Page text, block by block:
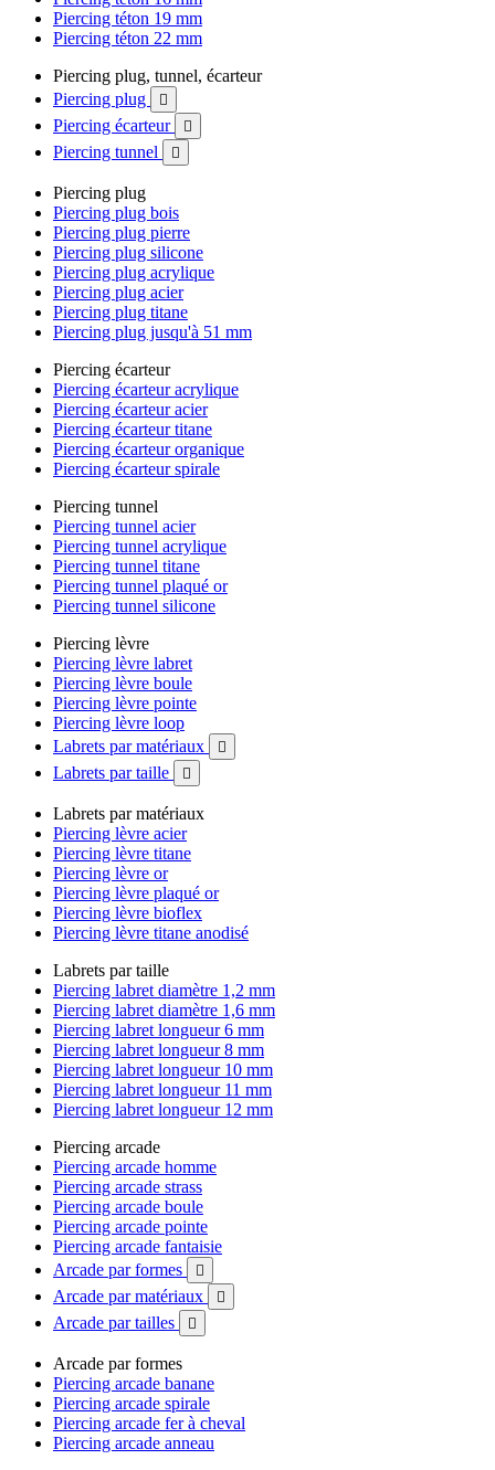
Piercing téton 19 mm
Piercing téton 22 mm
Piercing plug, tunnel, écarteur
Piercing plug

Piercing écarteur 
Piercing tunnel 
Piercing plug
Piercing plug bois
Piercing plug pierre
Piercing plug silicone
Piercing plug acrylique
Piercing plug acier
Piercing plug titane
Piercing plug jusqu'à 51 mm
Piercing écarteur
Piercing écarteur acrylique
Piercing écarteur acier
Piercing écarteur titane
Piercing écarteur organique
Piercing écarteur spirale
Piercing tunnel
Piercing tunnel acier
Piercing tunnel acrylique
Piercing tunnel titane
Piercing tunnel plaqué or
Piercing tunnel silicone
Piercing lèvre
Piercing lèvre labret
Piercing lèvre boule
Piercing lèvre pointe
Piercing lèvre loop
Labrets par matériaux

Labrets par taille 
Labrets par matériaux
Piercing lèvre acier
Piercing lèvre titane
Piercing lèvre or
Piercing lèvre plaqué or
Piercing lèvre bioflex
Piercing lèvre titane anodisé
Labrets par taille
Piercing labret diamètre 1,2 mm
Piercing labret diamètre 1,6 mm
Piercing labret longueur 6 mm
Piercing labret longueur 8 mm
Piercing labret longueur 10 mm
Piercing labret longueur 11 mm
Piercing labret longueur 12 mm
Piercing arcade
Piercing arcade homme
Piercing arcade strass
Piercing arcade boule
Piercing arcade pointe
Piercing arcade fantaisie
Arcade par formes

Arcade par matériaux 
Arcade par tailles 
Arcade par formes
Piercing arcade banane
Piercing arcade spirale
Piercing arcade fer à cheval
Piercing arcade anneau